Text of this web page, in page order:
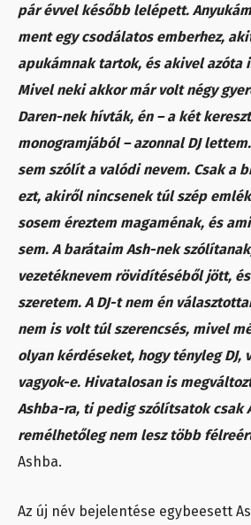
pár évvel később lelépett.
ment egy csodálatos emberhez,
apukámnak tartok, és akivel azóta
Mivel neki akkor már volt négy
Daren-nek hívták, én – a két
monogramjából – azonnal DJ
sem szólít a valódi nevem. Csak a
ezt, akiről nincsenek túl szép
sosem éreztem magaménak, és
sem. A barátaim Ash-nek
vezetéknevem rövidítéséből jött,
szeretem. A DJ-t nem én
nem is volt túl szerencsés, mivel
olyan kérdéseket, hogy tényleg DJ,
vagyok-e. Hivatalosan is
Ashba-ra, ti pedig szólítsatok csak
remélhetőleg nem lesz több
Ashba.
Az új név bejelentése egybeesett